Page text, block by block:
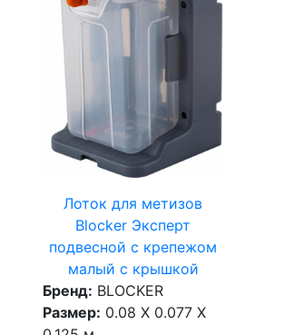
Лоток для метизов
Blocker Эксперт
подвесной с крепежом
малый с крышкой
Бренд: BLOCKER
Размер: 0.08 X 0.077 X